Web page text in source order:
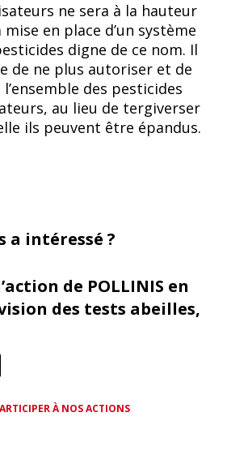
ne sera à la hauteur
en place d’un système
digne de ce nom. Il
de ne plus autoriser et de
des pesticides
au lieu de tergiverser
ils peuvent être épandus.
a intéressé ?
de POLLINIS en
des tests abeilles,
À NOS ACTIONS